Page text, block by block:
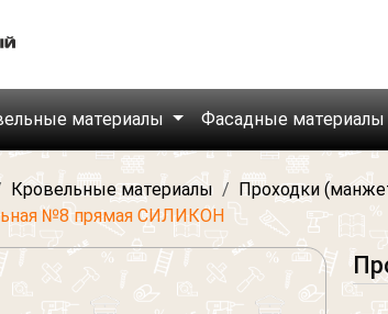
материалы Фасадные материалы
Кровельные материалы Проходки
№8 прямая СИЛИКОН